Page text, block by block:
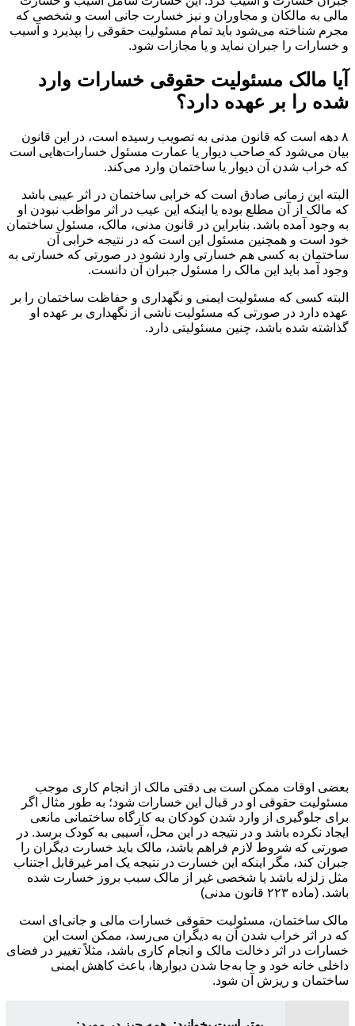
مالی به مالکان و مجاوران و نیز خسارت جانی است و شخصی که
مجرم شناخته می‌شود باید تمام مسئولیت حقوقی را بپذیرد و آسیب
و خسارات را جبران نماید و یا مجازات شود.
آیا مالک مسئولیت حقوقی خسارات وارد
شده را بر عهده دارد؟
۸ دهه است که قانون مدنی به تصویب رسیده است، در این قانون
بیان می‌شود که صاحب دیوار یا عمارت مسئول خسارات‌هایی است
که خراب شدن آن دیوار یا ساختمان وارد می‌کند.
البته این زمانی صادق است که خرابی ساختمان در اثر عیبی باشد
که مالک از آن مطلع بوده یا اینکه این عیب در اثر مواظب نبودن او
به وجود آمده باشد. بنابراین در قانون مدنی، مالک، مسئول ساختمان
خود است و همچنین مسئول این است که در نتیجه خرابی آن
ساختمان به کسی هم خسارتی وارد نشود در صورتی که خسارتی به
وجود آمد باید این مالک را مسئول جبران آن دانست.
البته کسی که مسئولیت ایمنی و نگهداری و حفاظت ساختمان را بر
عهده دارد در صورتی که مسئولیت ناشی از نگهداری بر عهده او
گذاشته شده باشد، چنین مسئولیتی دارد.
بعضی اوقات ممکن است بی دقتی مالک از انجام کاری موجب
مسئولیت حقوقی او در قبال این خسارات شود؛ به طور مثال اگر
برای جلوگیری از وارد شدن کودکان به کارگاه ساختمانی مانعی
ایجاد نکرده باشد و در نتیجه در این محل، آسیبی به کودک برسد. در
صورتی که شروط لازم فراهم باشد، مالک باید خسارت دیگران را
جبران کند، مگر اینکه این خسارت در نتیجه یک امر غیرقابل اجتناب
مثل زلزله باشد یا شخصی غیر از مالک سبب بروز خسارت شده
باشد. (ماده ۲۲۳ قانون مدنی)
مالک ساختمان، مسئولیت حقوقی خسارات مالی و جانی‌ای است
که در اثر خراب شدن آن به دیگران می‌رسد، ممکن است این
خسارات در اثر دخالت مالک و انجام کاری باشد، مثلاً تغییر در فضای
داخلی خانه خود و جا به‌جا شدن دیوارها، باعث کاهش ایمنی
ساختمان و ریزش آن شود.